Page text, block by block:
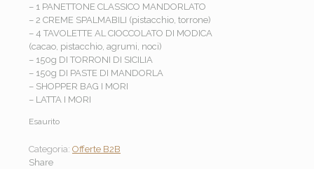
– 1 PANETTONE CLASSICO MANDORLATO
– 2 CREME SPALMABILI (pistacchio, torrone)
– 4 TAVOLETTE AL CIOCCOLATO DI MODICA
(cacao, pistacchio, agrumi, noci)
– 150g DI TORRONI DI SICILIA
– 150g DI PASTE DI MANDORLA
– SHOPPER BAG I MORI
– LATTA I MORI
Esaurito
Categoria: Offerte B2B
Share